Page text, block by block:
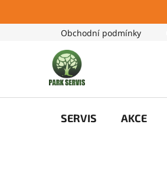
Obchodní podmínky
SERVIS AKCE